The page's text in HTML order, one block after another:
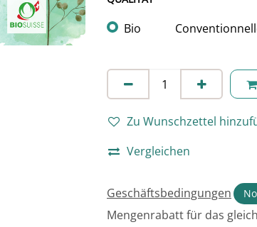
Bio
Zu Wunschzettel
Vergleichen
Geschäftsbedingungen
Mengenrabatt für das